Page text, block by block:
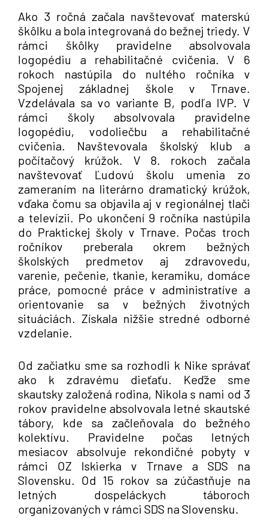
Ako 3 ročná začala navštevovať materskú
škôlku a bola integrovaná do bežnej triedy. V
rámci škôlky pravidelne absolvovala
logopédiu a rehabilitačné cvičenia. V 6
rokoch nastúpila do nultého ročníka v
Spojenej základnej škole v Trnave.
Vzdelávala sa vo variante B, podľa IVP. V
rámci školy absolvovala pravidelne
logopédiu, vodoliečbu a rehabilitačné
cvičenia. Navštevovala školský klub a
počítačový krúžok. V 8. rokoch začala
navštevovať Ľudovú školu umenia zo
zameraním na literárno dramatický krúžok,
vďaka čomu sa objavila aj v regionálnej tlači
a televízii. Po ukončení 9 ročníka nastúpila
do Praktickej školy v Trnave. Počas troch
ročníkov preberala okrem bežných
školských predmetov aj zdravovedu,
varenie, pečenie, tkanie, keramiku, domáce
práce, pomocné práce v administratíve a
orientovanie sa v bežných životných
situáciách. Získala nižšie stredné odborné
vzdelanie.
Od začiatku sme sa rozhodli k Nike správať
ako k zdravému dieťaťu. Keďže sme
skautsky založená rodina, Nikola s nami od 3
rokov pravidelne absolvovala letné skautské
tábory, kde sa začleňovala do bežného
kolektívu. Pravidelne počas letných
mesiacov absolvuje rekondičné pobyty v
rámci OZ Iskierka v Trnave a SDS na
Slovensku. Od 15 rokov sa zúčastňuje na
letných dospeláckych táboroch
organizovaných v rámci SDS na Slovensku.